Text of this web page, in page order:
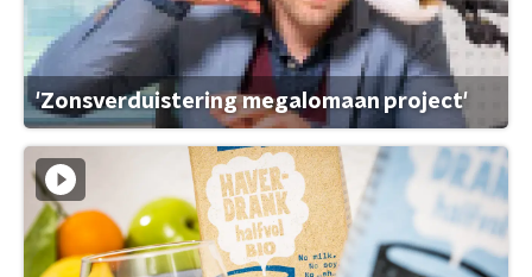
'Zonsverduistering megalomaan project'